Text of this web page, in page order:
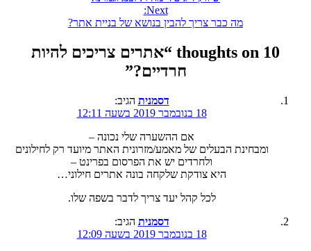
Next:
מה כבר צריך להבין בנושא של בניית אתר?
10 thoughts on “
אתרים צריכים להיות
חרדיים?”
דסמנית הגיב:
18 בנובמבר 2019 בשעה 12:11
אם ההשערה שלי נכונה –
ומבחינת הבעלים של מאמע/מזרונית האתר מיועד רק לחילונים
ולחרדים יש את הפרסום בפרינט –
היא צודקת שלקחה בונה אתרים חילוני…
לכל קהל יעד צריך לדבר בשפה שלו.
דסמנית הגיב:
18 בנובמבר 2019 בשעה 12:09